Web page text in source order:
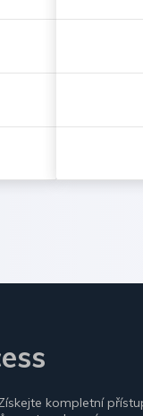
kompletní